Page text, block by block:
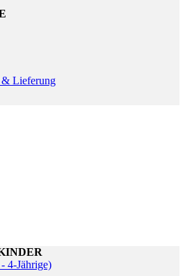
& Lieferung
4-Jährige)